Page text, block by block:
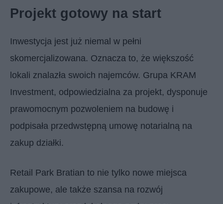
Projekt gotowy na start
Inwestycja jest już niemal w pełni
skomercjalizowana. Oznacza to, że większość
lokali znalazła swoich najemców. Grupa KRAM
Investment, odpowiedzialna za projekt, dysponuje
prawomocnym pozwoleniem na budowę i
podpisała przedwstępną umowę notarialną na
zakup działki.
Retail Park Bratian to nie tylko nowe miejsca
zakupowe, ale także szansa na rozwój